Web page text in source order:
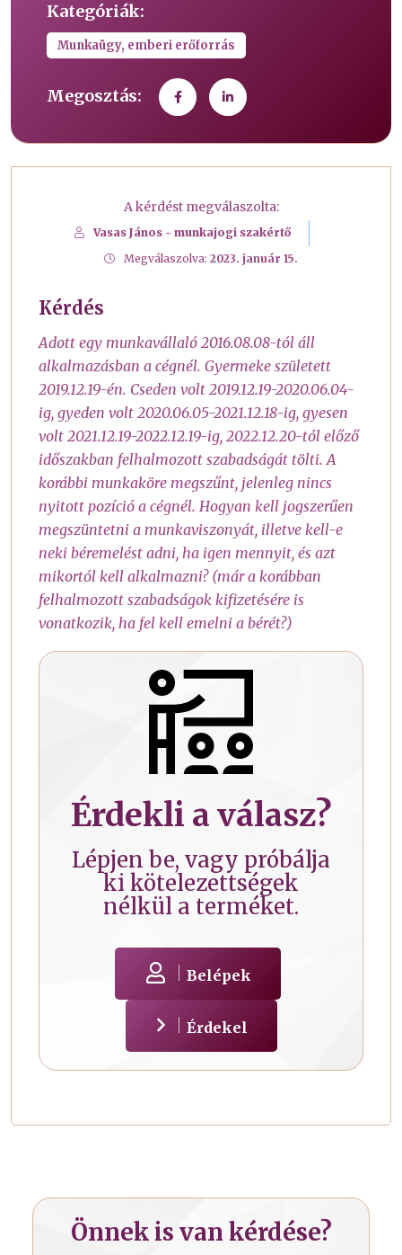
Kategóriák:
Munkaügy, emberi erőforrás
Megosztás:
A kérdést megválaszolta:
Vasas János - munkajogi szakértő
Megválaszolva: 2023. január 15.
Kérdés
Adott egy munkavállaló 2016.08.08-tól áll
alkalmazásban a cégnél. Gyermeke született
2019.12.19-én. Cseden volt 2019.12.19-2020.06.04-
ig, gyeden volt 2020.06.05-2021.12.18-ig, gyesen
volt 2021.12.19-2022.12.19-ig, 2022.12.20-tól előző
időszakban felhalmozott szabadságát tölti. A
korábbi munkaköre megszűnt, jelenleg nincs
nyitott pozíció a cégnél. Hogyan kell jogszerűen
megszüntetni a munkaviszonyát, illetve kell-e
neki béremelést adni, ha igen mennyit, és azt
mikortól kell alkalmazni? (már a korábban
felhalmozott szabadságok kifizetésére is
vonatkozik, ha fel kell emelni a bérét?)
Érdekli a válasz?
Lépjen be, vagy próbálja
ki kötelezettségek
nélkül a terméket.
Belépek
Érdekel
Önnek is van kérdése?